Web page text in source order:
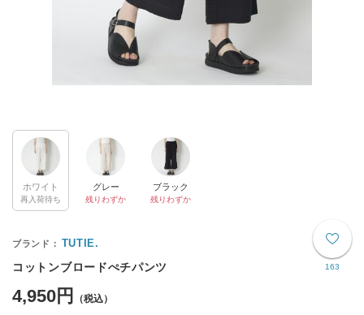
ホワイト
再入荷待ち
グレー
残りわずか
ブラック
残りわずか
163
TUTIE.
コットンブロードぺチパンツ
4,950円